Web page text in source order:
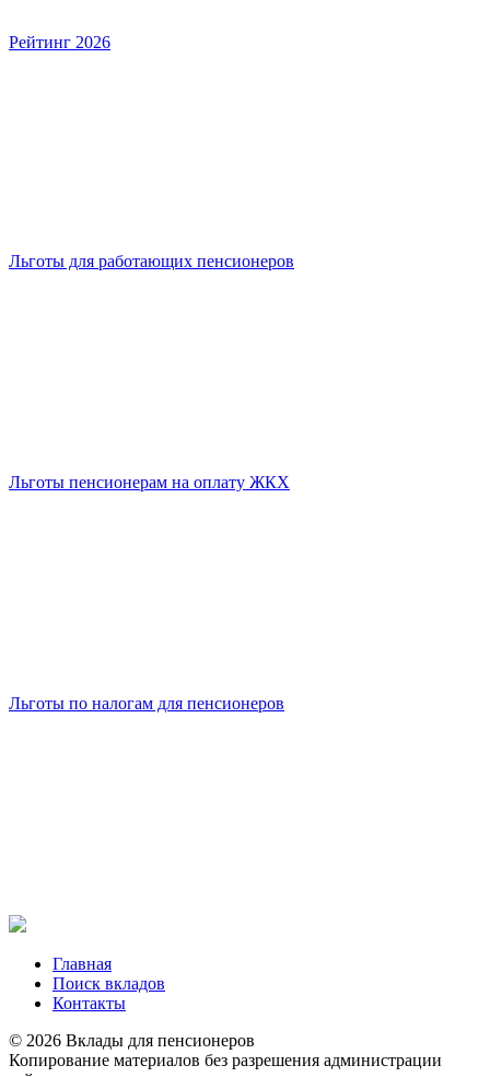
Рейтинг 2026
Льготы для работающих пенсионеров
Льготы пенсионерам на оплату ЖКХ
Льготы по налогам для пенсионеров
Главная
Поиск вкладов
Контакты
© 2026 Вклады для пенсионеров
Копирование материалов без разрешения администрации